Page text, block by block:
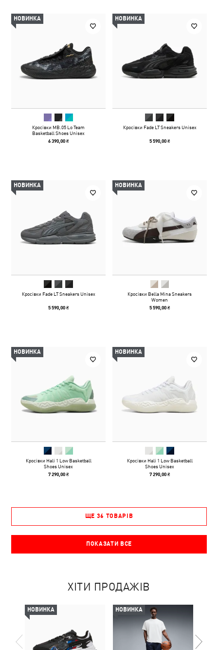
НОВИНКА
Кросівки MB.05 Lo Team
Basketball Shoes Unisex
6 390,00 ₴
НОВИНКА
Кросівки Fade LT Sneakers Unisex
5 590,00 ₴
НОВИНКА
Кросівки Fade LT Sneakers Unisex
5 590,00 ₴
НОВИНКА
Кросівки Bella Mina Sneakers
Women
5 590,00 ₴
НОВИНКА
Кросівки Hali 1 Low Basketball
Shoes Unisex
7 290,00 ₴
НОВИНКА
Кросівки Hali 1 Low Basketball
Shoes Unisex
7 290,00 ₴
ЩЕ 36 ТОВАРІВ
ПОКАЗАТИ ВСЕ
ХІТИ ПРОДАЖІВ
НОВИНКА НОВИНКА